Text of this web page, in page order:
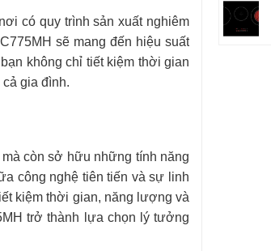
có quy trình sản xuất nghiêm
sẽ mang đến hiệu suất
không chỉ tiết kiệm thời gian
gia đình.
còn sở hữu những tính năng
công nghệ tiên tiến và sự linh
kiệm thời gian, năng lượng và
trở thành lựa chọn lý tưởng